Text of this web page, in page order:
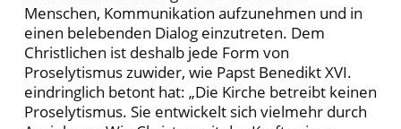
Menschen, Kommunikation aufzunehmen und in
einen belebenden Dialog einzutreten. Dem
Christlichen ist deshalb jede Form von
Proselytismus zuwider, wie Papst Benedikt XVI.
eindringlich betont hat: „Die Kirche betreibt keinen
Proselytismus. Sie entwickelt sich vielmehr durch